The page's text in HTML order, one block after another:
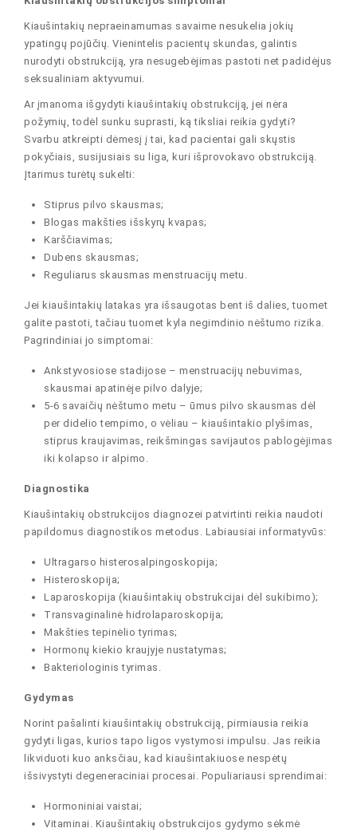
Kiaušintakių nepraeinamumas savaime nesukelia jokių
ypatingų pojūčių. Vienintelis pacientų skundas, galintis
nurodyti obstrukciją, yra nesugebėjimas pastoti net padidėjus
seksualiniam aktyvumui.
Ar įmanoma išgydyti kiaušintakių obstrukciją, jei nėra
požymių, todėl sunku suprasti, ką tiksliai reikia gydyti?
Svarbu atkreipti dėmesį į tai, kad pacientai gali skųstis
pokyčiais, susijusiais su liga, kuri išprovokavo obstrukciją.
Įtarimus turėtų sukelti:
Stiprus pilvo skausmas;
Blogas makšties išskyrų kvapas;
Karščiavimas;
Dubens skausmas;
Reguliarus skausmas menstruacijų metu.
Jei kiaušintakių latakas yra išsaugotas bent iš dalies, tuomet
galite pastoti, tačiau tuomet kyla negimdinio nėštumo rizika.
Pagrindiniai jo simptomai:
Ankstyvosiose stadijose – menstruacijų nebuvimas,
skausmai apatinėje pilvo dalyje;
5-6 savaičių nėštumo metu – ūmus pilvo skausmas dėl
per didelio tempimo, o vėliau – kiaušintakio plyšimas,
stiprus kraujavimas, reikšmingas savijautos pablogėjimas
iki kolapso ir alpimo.
Diagnostika
Kiaušintakių obstrukcijos diagnozei patvirtinti reikia naudoti
papildomus diagnostikos metodus. Labiausiai informatyvūs:
Ultragarso histerosalpingoskopija;
Histeroskopija;
Laparoskopija (kiaušintakių obstrukcijai dėl sukibimo);
Transvaginalinė hidrolaparoskopija;
Makšties tepinėlio tyrimas;
Hormonų kiekio kraujyje nustatymas;
Bakteriologinis tyrimas.
Gydymas
Norint pašalinti kiaušintakių obstrukciją, pirmiausia reikia
gydyti ligas, kurios tapo ligos vystymosi impulsu. Jas reikia
likviduoti kuo anksčiau, kad kiaušintakiuose nespėtų
išsivystyti degeneraciniai procesai. Populiariausi sprendimai:
Hormoniniai vaistai;
Vitaminai. Kiaušintakių obstrukcijos gydymo sėkmė